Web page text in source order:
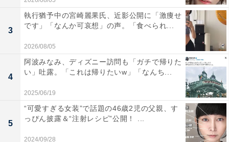
3
執行猶予中の宮崎麗果氏、近影公開に「激痩せ
です」「なんか可哀想」の声。「食べられ...
2026/08/05
4
阿波みなみ、ディズニー訪問も「ガチで帰りた
い」吐露。「これは帰りたいw」「なんち...
2025/06/19
5
“可愛すぎる女装”で話題の46歳2児の父親、す
っぴん披露＆“注射レシピ”公開！ ...
2024/09/28